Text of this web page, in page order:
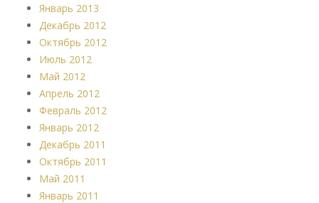
Январь 2013
Декабрь 2012
Октябрь 2012
Июль 2012
Май 2012
Апрель 2012
Февраль 2012
Январь 2012
Декабрь 2011
Октябрь 2011
Май 2011
Январь 2011